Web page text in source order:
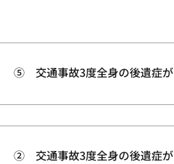
⑤ 交通事故3度全身の後遺症が
② 交通事故3度全身の後遺症が